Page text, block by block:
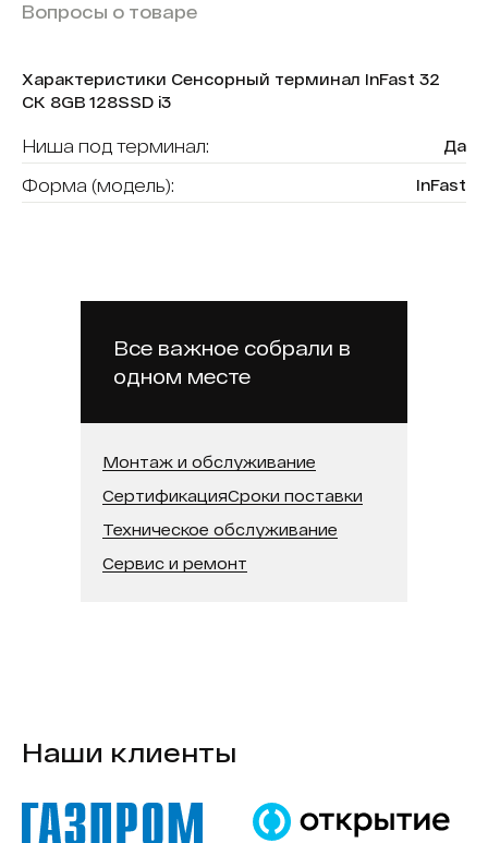
Вопросы о товаре
Характеристики Сенсорный терминал InFast 32
СК 8GB 128SSD i3
Ниша под терминал: Да
Форма (модель): InFast
Модель процессора: Intel Core i3
Встроенная память (SSD):
Оперативная память:
Диагональ:
Все важное собрали в
одном месте
Монтаж и обслуживание
СертификацияСроки поставки
Техническое обслуживание
Сервис и ремонт
Наши клиенты